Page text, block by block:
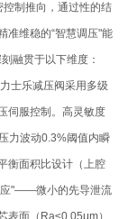
制推向，通过性的结
准维稳的“智慧调压"能
融贯于以下维度：
士乐减压阀采用多级
伺服控制。高灵敏度
力波动0.3%阈值内瞬
衡面积比设计（上腔
应"——微小的先导泄流